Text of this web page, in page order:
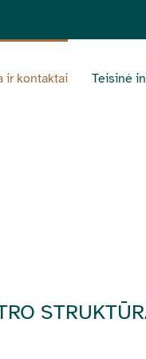
ir kontaktai Teisinė